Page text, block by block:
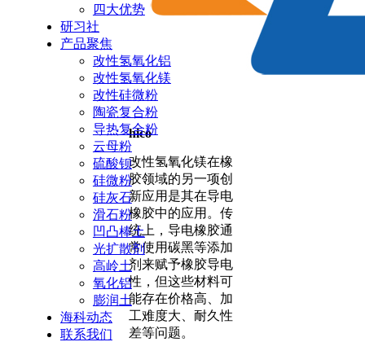
四大优势
研习社
产品聚焦
改性氢氧化铝
改性氢氧化镁
改性硅微粉
陶瓷复合粉
导热复合粉
云母粉
硫酸钡
硅微粉
硅灰石
滑石粉
凹凸棒土
光扩散剂
高岭土
氧化铝
膨润土
海科动态
联系我们
hico
改性氢氧化镁在橡
胶领域的另一项创
新应用是其在导电
橡胶中的应用。传
统上，导电橡胶通
常使用碳黑等添加
剂来赋予橡胶导电
性，但这些材料可
能存在价格高、加
工难度大、耐久性
差等问题。